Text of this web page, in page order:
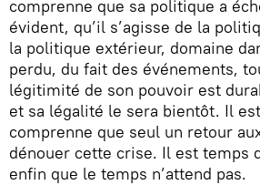
comprenne que sa politique a
évident, qu’il s’agisse de la
la politique extérieur, domaine
perdu, du fait des événements,
légitimité de son pouvoir est
et sa légalité le sera bientôt. Il
comprenne que seul un retour
dénouer cette crise. Il est temps
enfin que le temps n’attend pas.